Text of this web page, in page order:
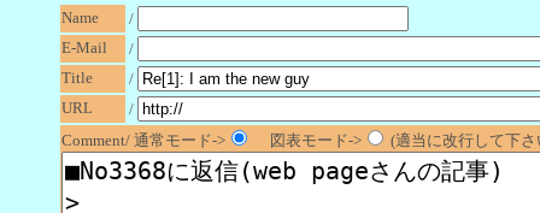
Name
/
E-Mail
/
Title
/
URL
/
Comment/ 通常モード->
図表モード-> (適当に改行して下